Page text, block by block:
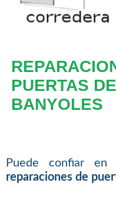
PUERTAS
BANYOLES
Puede confiar en
reparaciones de